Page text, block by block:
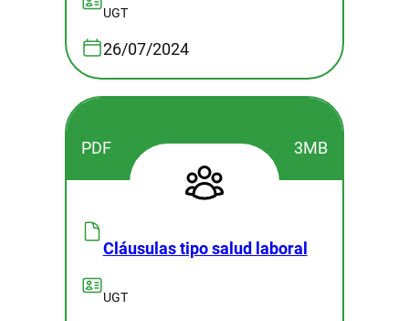
UGT
26/07/2024
PDF 3MB
Cláusulas tipo salud laboral
UGT